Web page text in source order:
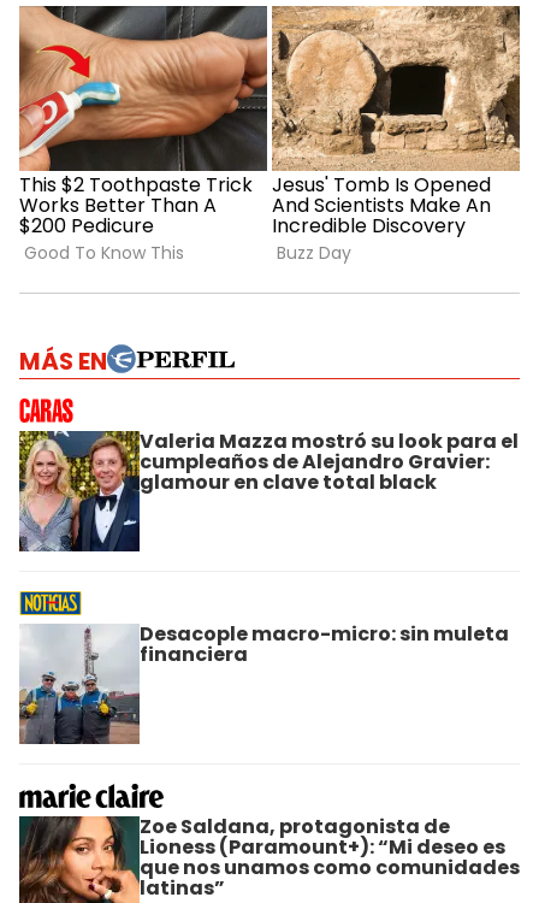
MÁS EN
Valeria Mazza mostró su look para el
cumpleaños de Alejandro Gravier:
glamour en clave total black
Desacople macro-micro: sin muleta
financiera
Zoe Saldana, protagonista de
Lioness (Paramount+): “Mi deseo es
que nos unamos como comunidades
latinas”